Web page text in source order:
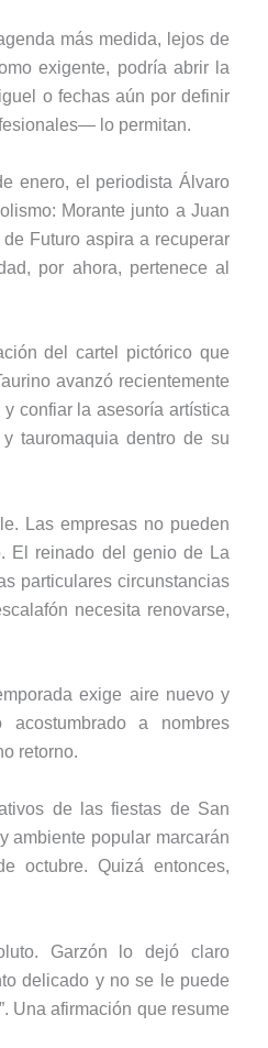
más medida, lejos de
exigente, podría abrir la
o fechas aún por definir
lo permitan.
enero, el periodista Álvaro
Morante junto a Juan
Futuro aspira a recuperar
por ahora, pertenece al
del cartel pictórico que
avanzó recientemente
confiar la asesoría artística
tauromaquia dentro de su
Las empresas no pueden
El reinado del genio de La
particulares circunstancias
necesita renovarse,
exige aire nuevo y
a nombres
retorno.
de las fiestas de San
ambiente popular marcarán
octubre. Quizá entonces,
Garzón lo dejó claro
delicado y no se le puede
Una afirmación que resume